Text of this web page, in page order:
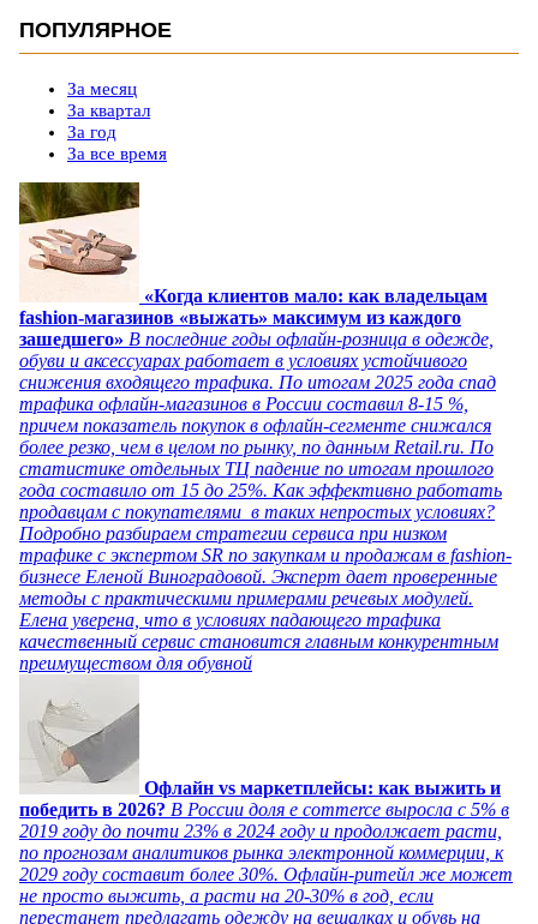
ПОПУЛЯРНОЕ
За месяц
За квартал
За год
За все время
«Когда клиентов мало: как владельцам
fashion-магазинов «выжать» максимум из каждого
зашедшего» В последние годы офлайн-розница в одежде,
обуви и аксессуарах работает в условиях устойчивого
снижения входящего трафика. По итогам 2025 года спад
трафика офлайн-магазинов в России составил 8-15 %,
причем показатель покупок в офлайн-сегменте снижался
более резко, чем в целом по рынку, по данным Retail.ru. По
статистике отдельных ТЦ падение по итогам прошлого
года составило от 15 до 25%. Как эффективно работать
продавцам с покупателями в таких непростых условиях?
Подробно разбираем стратегии сервиса при низком
трафике с экспертом SR по закупкам и продажам в fashion-
бизнесе Еленой Виноградовой. Эксперт дает проверенные
методы с практическими примерами речевых модулей.
Елена уверена, что в условиях падающего трафика
качественный сервис становится главным конкурентным
преимуществом для обувной
Офлайн vs маркетплейсы: как выжить и
победить в 2026? В России доля e commerce выросла с 5% в
2019 году до почти 23% в 2024 году и продолжает расти,
по прогнозам аналитиков рынка электронной коммерции, к
2029 году составит более 30%. Офлайн-ритейл же может
не просто выжить, а расти на 20-30% в год, если
перестанет предлагать одежду на вешалках и обувь на